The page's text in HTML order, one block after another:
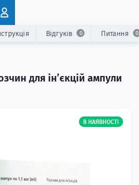
для інʼєкцій ампули
Відгуків 0 Питання 0
В НАЯВНОСТІ